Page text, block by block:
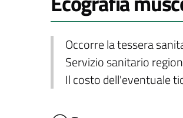
Occorre la tessera
Servizio sanitario
Il costo dell'eventuale